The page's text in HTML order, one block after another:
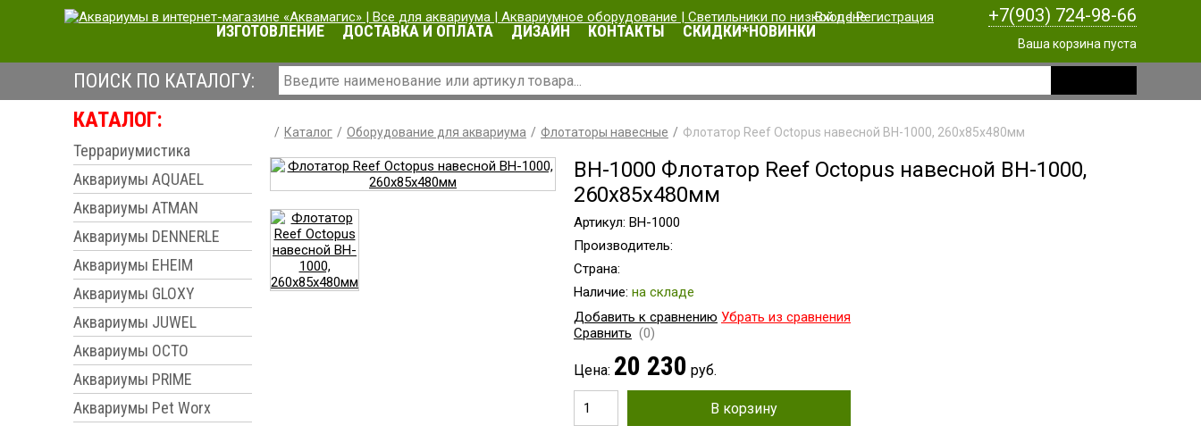
Вход|Регистрация +7(903) 724-98-66
Ваша корзина пуста
ИЗГОТОВЛЕНИЕ ДОСТАВКА И ОПЛАТА ДИЗАЙН КОНТАКТЫ СКИДКИ*НОВИНКИ
ПОИСК ПО КАТАЛОГУ:
КАТАЛОГ:
Террариумистика
Аквариумы AQUAEL
Аквариумы ATMAN
Аквариумы DENNERLE
Аквариумы EHEIM
Аквариумы GLOXY
Аквариумы JUWEL
Аквариумы OCTO
Аквариумы PRIME
Аквариумы Pet Worx
Каталог Оборудование для аквариума Флотаторы навесные Флотатор Reef Octopus навесной BH-1000, 260x85x480мм
BH-1000 Флотатор Reef Octopus навесной BH-1000,
260x85x480мм
Артикул: BH-1000
Производитель:
Страна:
Наличие: на складе
Добавить к сравнению Убрать из сравнения
Сравнить (0)
Цена: 20 230 руб.
В корзину